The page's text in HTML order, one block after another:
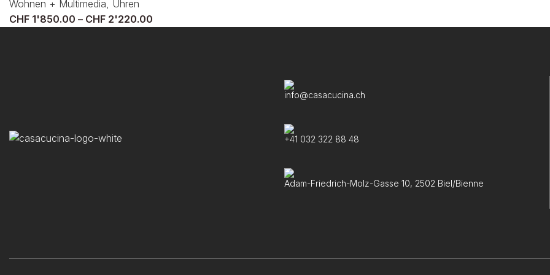
Wohnen + Multimedia, Uhren
CHF 1'850.00 – CHF 2'220.00
info@casacucina.ch
+41 032 322 88 48
Adam-Friedrich-Molz-Gasse 10, 2502 Biel/Bienne